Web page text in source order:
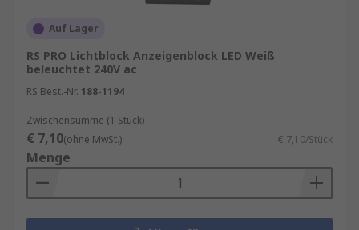
Auf Lager
RS PRO Lichtblock Anzeigenblock LED Weiß
beleuchtet 240V ac
RS Best.-Nr. 188-1194
Zwischensumme (1 Stück)
€ 7,10(ohne MwSt.) € 7,10/Stück
Menge